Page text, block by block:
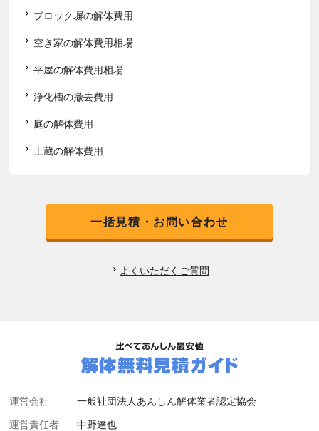
ブロック塀の解体費用
空き家の解体費用相場
平屋の解体費用相場
浄化槽の撤去費用
庭の解体費用
土蔵の解体費用
一括見積・お問い合わせ
よくいただくご質問
運営会社
一般社団法人あんしん解体業者認定協会
運営責任者
中野達也